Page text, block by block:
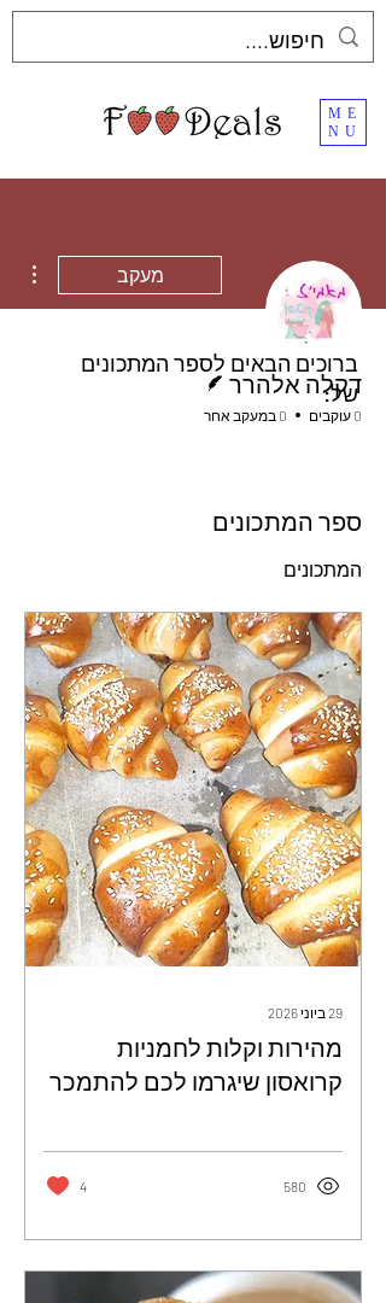
ME
NU
מעקב
דקלה אלהרר
כותב/ת
0 עוקבים 0 במעקב אחר
ברוכים הבאים לספר המתכונים
של:
ספר המתכונים
המתכונים
29 ביוני 2026
מהירות וקלות לחמניות
קרואסון שיגרמו לכם להתמכר
580
4